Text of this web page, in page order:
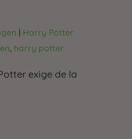
| Harry Potter
harry potter
exige de la